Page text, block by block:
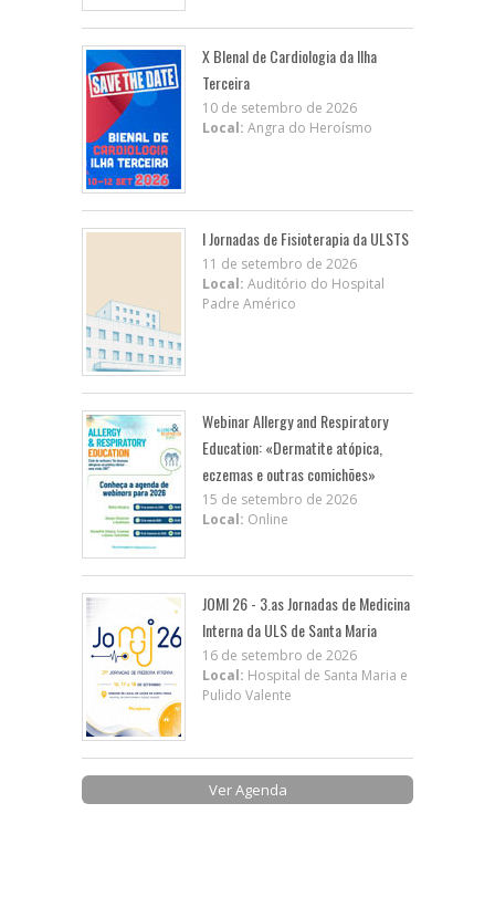
X BIenal de Cardiologia da Ilha
Terceira
10 de setembro de 2026
Local: Angra do Heroísmo
I Jornadas de Fisioterapia da ULSTS
11 de setembro de 2026
Local: Auditório do Hospital
Padre Américo
Webinar Allergy and Respiratory
Education: «Dermatite atópica,
eczemas e outras comichões»
15 de setembro de 2026
Local: Online
JOMI 26 - 3.as Jornadas de Medicina
Interna da ULS de Santa Maria
16 de setembro de 2026
Local: Hospital de Santa Maria e
Pulido Valente
Ver Agenda